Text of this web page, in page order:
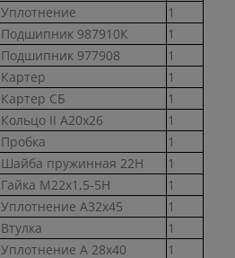
Уплотнение
1
Подшипник 987910К
1
Подшипник 977908
1
Картер
1
Картер СБ
1
Кольцо II А20х26
1
Пробка
1
Шайба пружинная 22Н
1
Гайка М22х1,5-5Н
1
Уплотнение А32х45
1
Втулка
1
Уплотнение А 28х40
1